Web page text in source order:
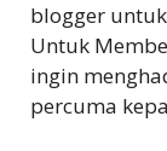
blogger
Untuk
ingin
percuma